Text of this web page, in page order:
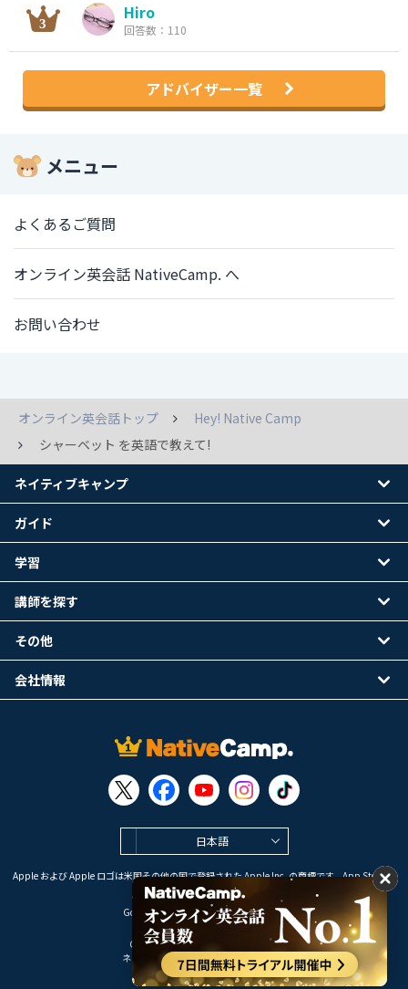
Hiro
回答数：110
アドバイザー一覧
メニュー
よくあるご質問
オンライン英会話 NativeCamp. へ
お問い合わせ
オンライン英会話トップ
Hey! Native Camp
シャーベット を英語で教えて!
日本語
Apple および Apple ロゴは米国その他の国で登録された Apple Inc. の商標です。App Store は
Apple Inc. のサービスマークです。
Google Play は Google LLC の商標です。
Copyright © 2026 オンライン英会話
ネイティブキャンプ All Rights Reserved.
ネイティブキャンプ
ガイド
学習
講師を探す
その他
会社情報